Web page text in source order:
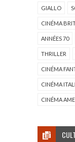
GIALLO
CINÉMA
ANNÉES 70
THRILLER
CINÉMA
CINÉMA
CINÉMA